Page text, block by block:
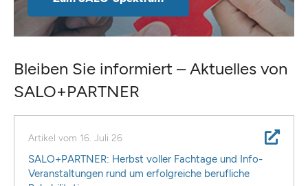
Bleiben Sie informiert – Aktuelles von
SALO+PARTNER
Artikel vom 16. Juli 26
SALO+PARTNER: Herbst voller Fachtage und Info-
Veranstaltungen rund um erfolgreiche berufliche